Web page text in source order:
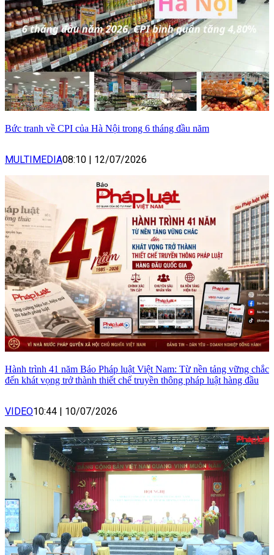
Bức tranh về CPI của Hà Nội trong 6 tháng đầu năm
MULTIMEDIA08:10 | 12/07/2026
Hành trình 41 năm Báo Pháp luật Việt Nam: Từ nền tảng vững chắc
đến khát vọng trở thành thiết chế truyền thông pháp luật hàng đầu
VIDEO10:44 | 10/07/2026